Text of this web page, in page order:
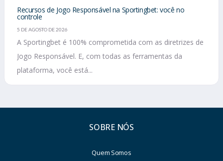
Recursos de Jogo Responsável na Sportingbet: você no
controle
5 DE AGOSTO DE 2026
A Sportingbet é 100% comprometida com as diretrizes de
Jogo Responsável. E, com todas as ferramentas da
plataforma, você está...
SOBRE NÓS
Quem Somos